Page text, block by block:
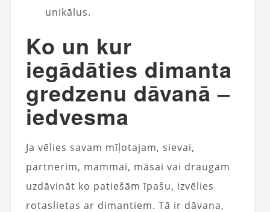
unikālus.
Ko un kur
iegādāties dimanta
gredzenu dāvanā –
iedvesma
Ja vēlies savam mīļotajam, sievai,
partnerim, mammai, māsai vai draugam
uzdāvināt ko patiešām īpašu, izvēlies
rotaslietas ar dimantiem. Tā ir dāvana,